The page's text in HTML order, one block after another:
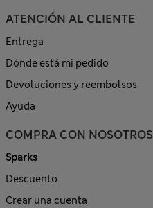
ATENCIÓN AL CLIENTE
Entrega
Dónde está mi pedido
Devoluciones y reembolsos
Ayuda
COMPRA CON NOSOTROS
Sparks
Descuento
Crear una cuenta